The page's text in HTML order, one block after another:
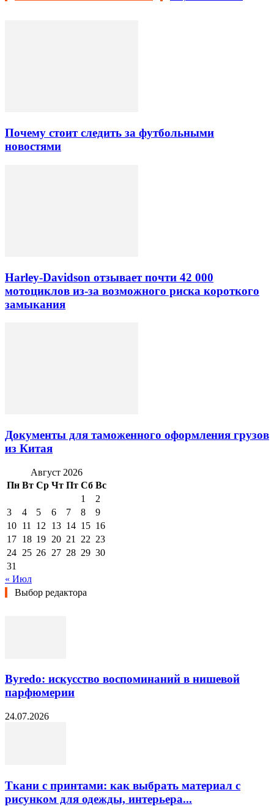
Почему стоит следить за футбольными
новостями
Harley-Davidson отзывает почти 42 000
мотоциклов из-за возможного риска короткого
замыкания
Документы для таможенного оформления грузов
из Китая
Август 2026
Пн Вт Ср Чт Пт Сб Вс
1
2
3
4 5 6 7 8
9
10 11 12 13 14 15 16
17 18 19 20 21 22 23
24 25 26 27 28 29 30
31
« Июл
Выбор редактора
Byredo: искусство воспоминаний в нишевой
парфюмерии
24.07.2026
Ткани с принтами: как выбрать материал с
рисунком для одежды, интерьера...